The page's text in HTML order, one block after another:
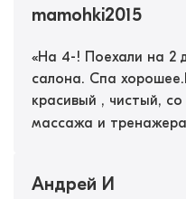
mamohki2015
«На 4-! Поехали на 2
салона. Спа
красивый , чистый,
массажа и
Андрей И